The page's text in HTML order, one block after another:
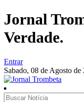
Jornal
Verdade.
Entrar
Sabado, 08 de Agosto de